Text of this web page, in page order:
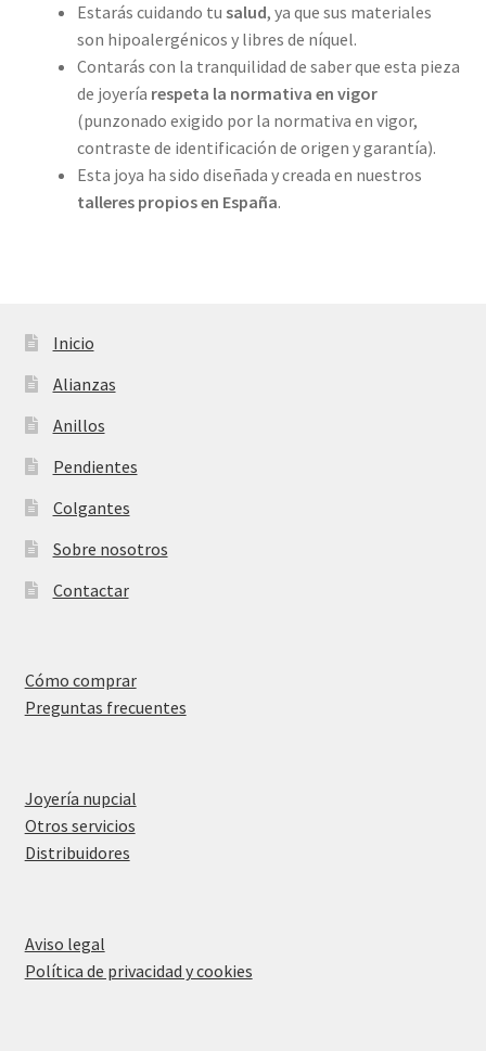
Estarás cuidando tu salud, ya que sus materiales
son hipoalergénicos y libres de níquel.
Contarás con la tranquilidad de saber que esta pieza
de joyería respeta la normativa en vigor
(punzonado exigido por la normativa en vigor,
contraste de identificación de origen y garantía).
Esta joya ha sido diseñada y creada en nuestros
talleres propiosen España.
Inicio
Alianzas
Anillos
Pendientes
Colgantes
Sobre nosotros
Contactar
Cómo comprar
Preguntas frecuentes
Joyería nupcial
Otros servicios
Distribuidores
Aviso legal
Política de privacidad y cookies